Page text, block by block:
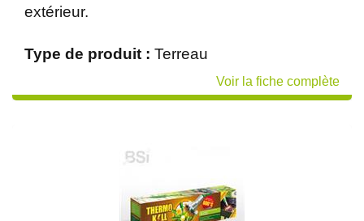
extérieur.
Type de produit : Terreau
Voir la fiche complète